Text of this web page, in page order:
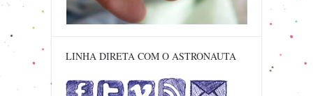
LINHA DIRETA COM O ASTRONAUTA